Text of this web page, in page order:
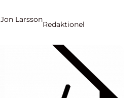
Jon Larsson
Redaktionel